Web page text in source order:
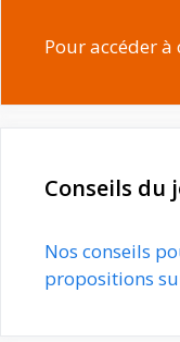
Pour accéder
Conseils du
Nos conseils
propositions